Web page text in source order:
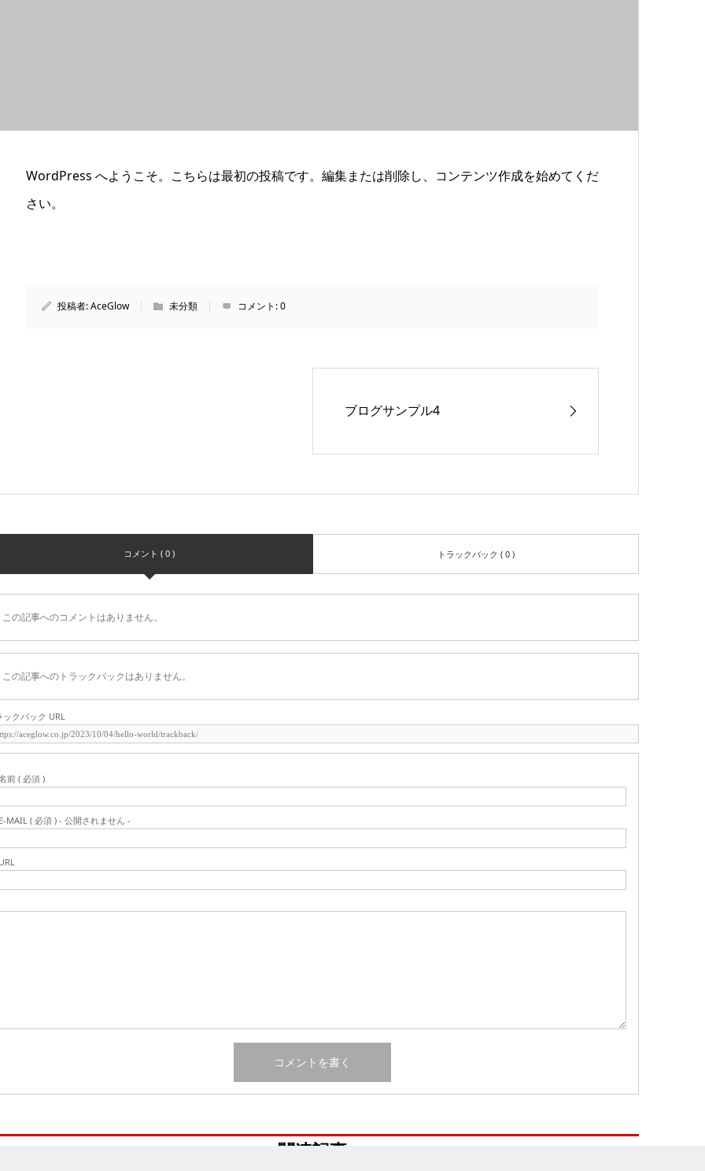
WordPress へようこそ。こちらは最初の投稿です。編集または削除し、コンテンツ作成を始めてくだ
さい。
投稿者:AceGlow 未分類 コメント:0
ブログサンプル4
コメント ( 0 ) トラックバック ( 0 )
この記事へのコメントはありません。
この記事へのトラックバックはありません。
ックバック URL
前 ( 必須 )
MAIL ( 必須 ) - 公開されません -
関連記事